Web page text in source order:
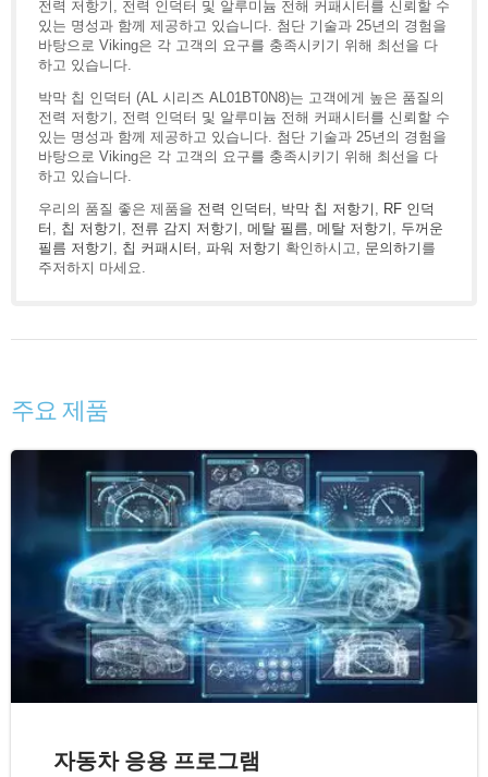
전력 저항기, 전력 인덕터 및 알루미늄 전해 커패시터를 신뢰할 수
있는 명성과 함께 제공하고 있습니다. 첨단 기술과 25년의 경험을
바탕으로 Viking은 각 고객의 요구를 충족시키기 위해 최선을 다
하고 있습니다.
박막 칩 인덕터 (AL 시리즈 AL01BT0N8)는 고객에게 높은 품질의
전력 저항기, 전력 인덕터 및 알루미늄 전해 커패시터를 신뢰할 수
있는 명성과 함께 제공하고 있습니다. 첨단 기술과 25년의 경험을
바탕으로 Viking은 각 고객의 요구를 충족시키기 위해 최선을 다
하고 있습니다.
우리의 품질 좋은 제품을 전력 인덕터 , 박막 칩 저항기 , RF 인덕
터 , 칩 저항기 , 전류 감지 저항기 , 메탈 필름, 메탈 저항기 , 두꺼운
필름 저항기 , 칩 커패시터 , 파워 저항기 확인하시고, 문의하기 를
주저하지 마세요.
주요 제품
자동차 응용 프로그램